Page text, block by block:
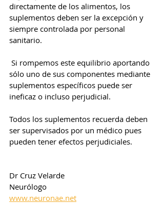
directamente de los alimentos, los
suplementos deben ser la excepción y
siempre controlada por personal
sanitario.
sólo uno de sus componentes mediante
suplementos específicos puede ser
ineficaz o incluso perjudicial.
Todos los suplementos recuerda deben
ser supervisados por un médico pues
pueden tener efectos perjudiciales.
Dr Cruz Velarde
Neurólogo
www.neuronae.net